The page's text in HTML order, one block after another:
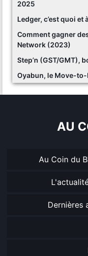
2025
Ledger, c’est quoi et
Comment gagner
Network (2023)
Step’n (GST/GMT),
Oyabun, le Move-
AU
Au Coin du
Dernières